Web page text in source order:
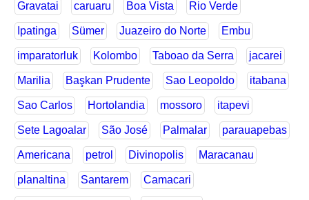
Gravatai caruaru Boa Vista Rio Verde
Ipatinga Sümer Juazeiro do Norte Embu
imparatorluk Kolombo Taboao da Serra jacarei
Marilia Başkan Prudente Sao Leopoldo itabana
Sao Carlos Hortolandia mossoro itapevi
Sete Lagoalar São José Palmalar parauapebas
Americana petrol Divinopolis Maracanau
planaltina Santarem Camacari